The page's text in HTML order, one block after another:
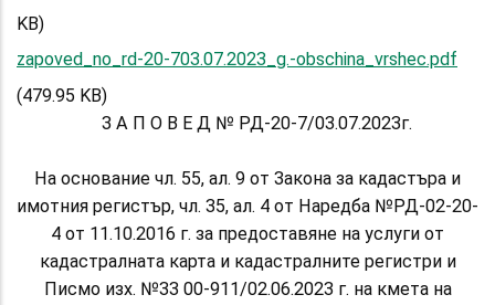
KB)
zapoved_no_rd-20-703.07.2023_g.-obschina_vrshec.pdf
(479.95 KB)
З А П О В Е Д № РД-20-7/03.07.2023г.
На основание чл. 55, ал. 9 от Закона за кадастъра и
имотния регистър, чл. 35, ал. 4 от Наредба №РД-02-20-
4 от 11.10.2016 г. за предоставяне на услуги от
кадастралната карта и кадастралните регистри и
Писмо изх. №33 00-911/02.06.2023 г. на кмета на